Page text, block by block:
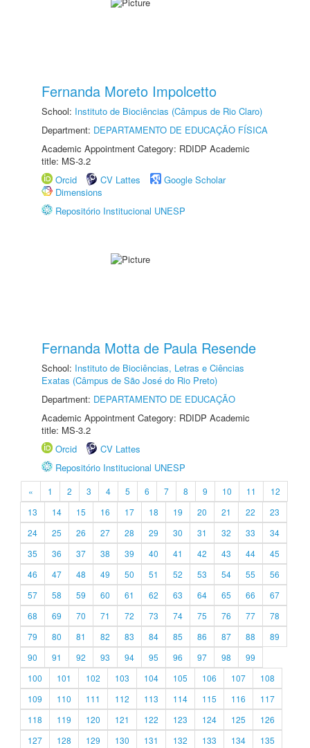
Fernanda Moreto Impolcetto
School: Instituto de Biociências (Câmpus de Rio Claro)
Department: DEPARTAMENTO DE EDUCAÇÃO FÍSICA
Academic Appointment Category: RDIDP Academic
title: MS-3.2
Orcid
CV Lattes
Google Scholar
Dimensions
Repositório Institucional UNESP
Fernanda Motta de Paula Resende
School: Instituto de Biociências, Letras e Ciências
Exatas (Câmpus de São José do Rio Preto)
Department: DEPARTAMENTO DE EDUCAÇÃO
Academic Appointment Category: RDIDP Academic
title: MS-3.2
Orcid
CV Lattes
Repositório Institucional UNESP
« 1 2 3 4 5 6 7 8 9 10 11
12
13
14 15 16 17 18 19 20 21 22
23
24
25 26 27 28 29 30 31 32 33
34
35
36 37 38 39 40 41 42 43 44
45
46
47 48 49 50 51 52 53 54 55
56
57
58 59 60 61 62 63 64 65 66
67
68
69 70 71 72 73 74 75 76 77
78
79
80 81 82 83 84 85 86 87 88
89
90
91 92 93 94 95 96 97 98
99
100
101 102 103 104 105 106 107
108
109
110 111 112 113 114 115 116
117
118
119 120 121 122 123 124 125
126
127
128 129 130 131 132 133 134
135